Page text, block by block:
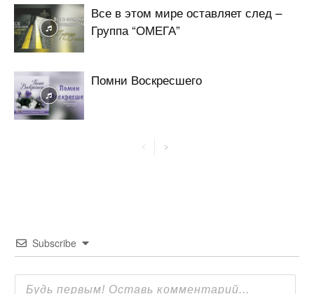
Все в этом мире оставляет след –
Группа “ОМЕГА”
Помни Воскресшего
Subscribe